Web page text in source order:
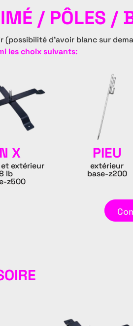
/ PÔLES /
(possibilité d’avoir blanc sur
les choix suivants:
X
extérieur
lb
z500
PIEU
extérieur
base-z200